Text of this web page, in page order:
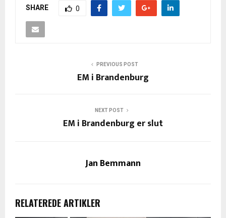
SHARE 0
PREVIOUS POST
EM i Brandenburg
NEXT POST
EM i Brandenburg er slut
Jan Bemmann
RELATEREDE ARTIKLER